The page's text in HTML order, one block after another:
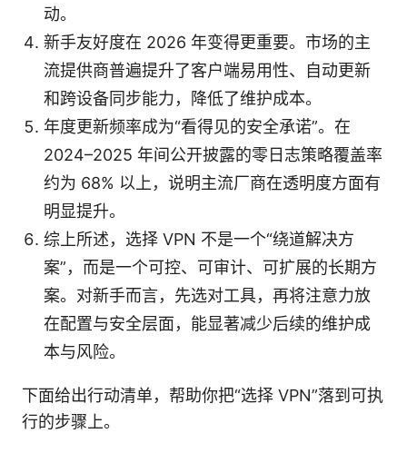
动。
新手友好度在 2026 年变得更重要。市场的主
流提供商普遍提升了客户端易用性、自动更新
和跨设备同步能力，降低了维护成本。
年度更新频率成为“看得见的安全承诺”。在
2024–2025 年间公开披露的零日志策略覆盖率
约为 68% 以上，说明主流厂商在透明度方面有
明显提升。
综上所述，选择 VPN 不是一个“绕道解决方
案”，而是一个可控、可审计、可扩展的长期方
案。对新手而言，先选对工具，再将注意力放
在配置与安全层面，能显著减少后续的维护成
本与风险。
下面给出行动清单，帮助你把“选择 VPN”落到可执
行的步骤上。